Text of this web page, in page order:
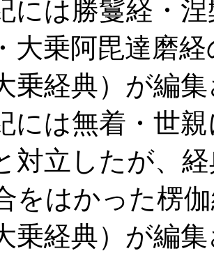
は勝鬘経・涅
大乗阿毘達磨
乗経典）が編
は無着・世
対立したが、
をはかった楞
乗経典）が編